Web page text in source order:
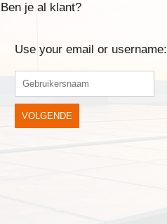
Ben je al klant?
Use your email or username:
VOLGENDE